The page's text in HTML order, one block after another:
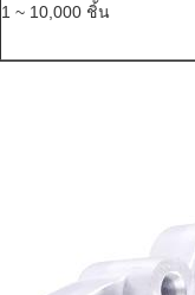
1 ~ 10,000 ชิ้น